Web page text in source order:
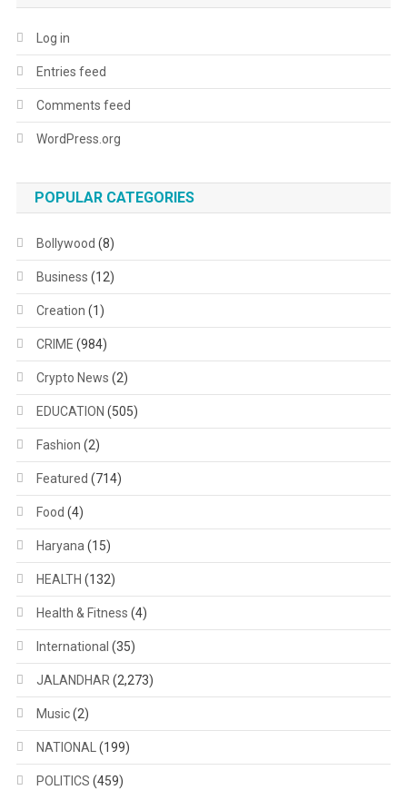
Log in
Entries feed
Comments feed
WordPress.org
POPULAR CATEGORIES
Bollywood (8)
Business (12)
Creation (1)
CRIME (984)
Crypto News (2)
EDUCATION (505)
Fashion (2)
Featured (714)
Food (4)
Haryana(15)
HEALTH (132)
Health & Fitness (4)
International (35)
JALANDHAR(2,273)
Music(2)
NATIONAL(199)
POLITICS (459)